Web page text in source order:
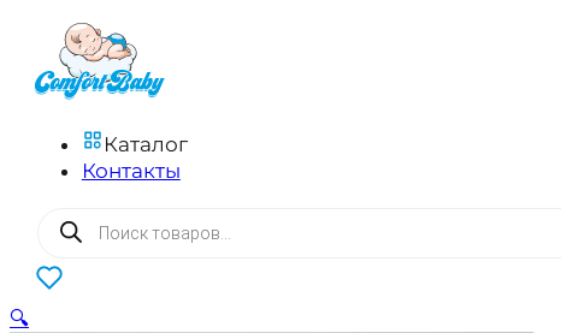
Каталог
Контакты
Поиск
товаров
0
🔍